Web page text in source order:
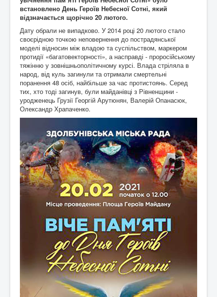
встановлено День Героїв Небесної Сотні, який
відзначається щорічно 20 лютого.
Дату обрали не випадково. У 2014 році 20 лютого стало
своєрідною точкою неповернення до пострадянської
моделі відносин між владою та суспільством, маркером
протидії «багатовекторності», а насправді - проросійському
тяжінню у зовнішньополітичному курсі. Влада стріляла в
народ, від куль загинули та отримали смертельні
поранення 48 осіб, найбільше за час протистоянь. Серед
тих, хто тоді загинув, були майданівці з Рівненщини -
уродженець Грузії Георгій Арутюнян, Валерій Опанасюк,
Олександр Храпаченко.